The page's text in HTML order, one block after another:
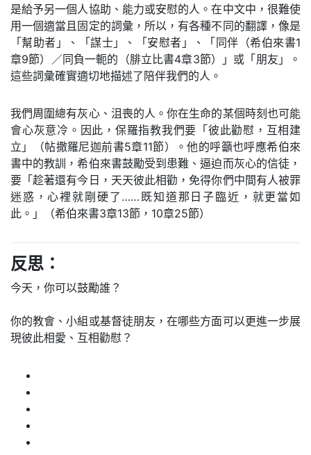
是給予另一個人協助、能力或安慰的人。在中文中，很難使
用一個適當且固定的詞彙，所以，有各種不同的翻譯，像是
「幫助者」、「謀士」、「安慰者」、「同伴（希伯來書1
章9節）／同負一軛的（腓立比書4章3節）」或「朋友」。
這些詞彙確實適切地描述了陪伴我們的人。
我們周圍總有灰心、沮喪的人。你在生命的某個時刻也可能
會心灰意冷。因此，保羅指教我們要「彼此勸慰，互相建
立」（帖撒羅尼迦前書5章11節）。他的呼籲也呼應希伯來
書中的教訓，希伯來書鼓勵受到患難、逼迫而灰心的信徒，
要「趁著還有今日，天天彼此相勸，免得你們中間有人被罪
迷惑，心裡就剛硬了……既知道那日子臨近，就更當如
此。」（希伯來書3章13節，10章25節）
反思：
今天，你可以鼓勵誰？
你的教會、小組或基督徒朋友，在哪些方面可以更進一步展
現彼此相愛、互相勸慰？